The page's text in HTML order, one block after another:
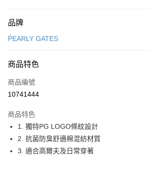
信用卡一次付款
LINE Pay
Apple Pay
悠遊付
大哥付你分期
相關說明
品牌
ṔEARLY GATES
商品特色
商品編號
10741444
商品特色
1. 獨特PG LOGO條紋設計
2. 抗菌防臭舒適棉混紡材質
3. 適合高爾夫及日常穿著